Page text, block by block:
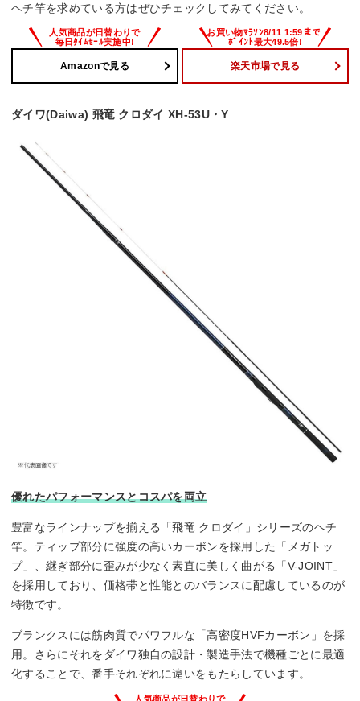
ヘチ竿を求めている方はぜひチェックしてみてください。
Amazonで見る 楽天市場で見る
ダイワ(Daiwa) 飛竜 クロダイ XH-53U・Y
優れたパフォーマンスとコスパを両立
豊富なラインナップを揃える「飛竜 クロダイ」シリーズのヘチ
竿。ティップ部分に強度の高いカーボンを採用した「メガトッ
プ」、継ぎ部分に歪みが少なく素直に美しく曲がる「V-JOINT」
を採用しており、価格帯と性能とのバランスに配慮しているのが
特徴です。
ブランクスには筋肉質でパワフルな「高密度HVFカーボン」を採
用。さらにそれをダイワ独自の設計・製造手法で機種ごとに最適
化することで、番手それぞれに違いをもたらしています。